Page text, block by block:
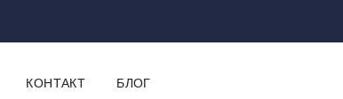
КОНТАКТ БЛОГ